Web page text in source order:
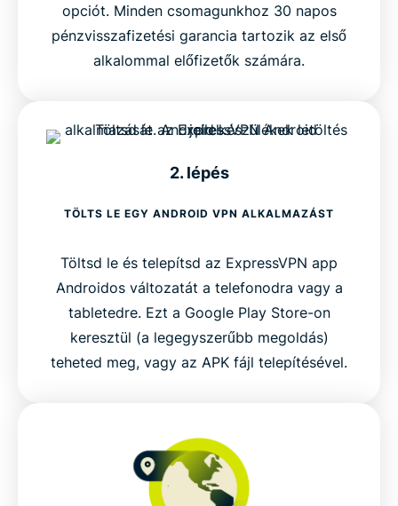
opciót. Minden csomagunkhoz 30 napos
pénzvisszafizetési garancia tartozik az első
alkalommal előfizetők számára.
2. lépés
TÖLTS LE EGY ANDROID VPN ALKALMAZÁST
Töltsd le és telepítsd az ExpressVPN app
Androidos változatát a telefonodra vagy a
tabletedre. Ezt a Google Play Store-on
keresztül (a legegyszerűbb megoldás)
teheted meg, vagy az APK fájl telepítésével.